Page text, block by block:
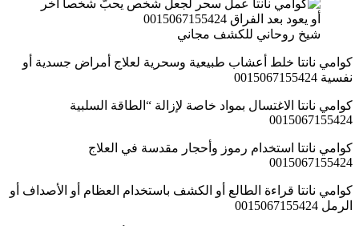
شيخ روحاني للكشف مجاني
كوامي نانتا خلط أعشاب طبيعية وسحرية لعلاج أمراض جسدية أو
نفسية 0015067155424
كوامي نانتا الاغتسال بمواد خاصة لإزالة “الطاقة السلبية
0015067155424
كوامي نانتا استخدام رموز وأحجار مقدسة في العلاج
0015067155424
كوامي نانتا قراءة الطالع أو الكشف باستخدام العظام أو الأصداف أو
الرمل 0015067155424